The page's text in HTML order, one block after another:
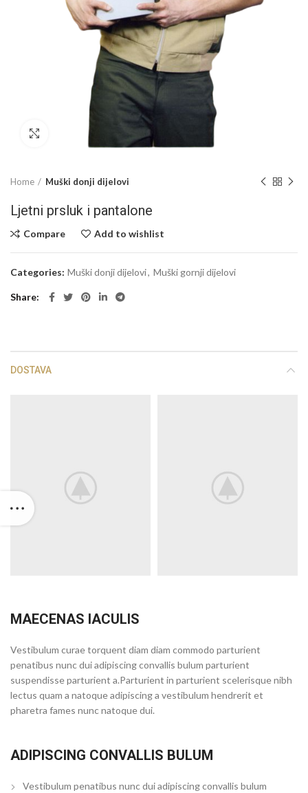
Click to enlarge
Home Muški donji dijelovi
Ljetni prsluk i pantalone
Compare Add to wishlist
Categories: Muški donji dijelovi, Muški gornji dijelovi
Share
DOSTAVA
MAECENAS IACULIS
Vestibulum curae torquent diam diam commodo parturient
penatibus nunc dui adipiscing convallis bulum parturient
suspendisse parturient a.Parturient in parturient scelerisque nibh
lectus quam a natoque adipiscing a vestibulum hendrerit et
pharetra fames nunc natoque dui.
ADIPISCING CONVALLIS BULUM
Vestibulum penatibus nunc dui adipiscing convallis bulum